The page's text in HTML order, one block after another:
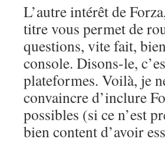
L’autre intérêt de
titre vous permet de
questions, vite fait,
console. Disons-le,
plateformes. Voilà, je
convaincre d’inclure
possibles (si ce n’est
bien content d’avoir